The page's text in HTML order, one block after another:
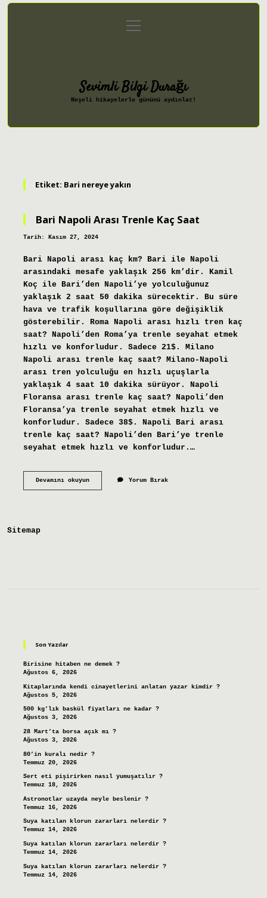
Gizlilik Politikası
menüyü
aç
Sevimli Bilgi Durağı
Neşeli hikayelerle gününü aydınlat!
Etiket: Bari nereye yakın
Bari Napoli Arası Trenle Kaç Saat
Tarih: Kasım 27, 2024
Bari Napoli arası kaç km? Bari ile Napoli
arasındaki mesafe yaklaşık 256 km’dir. Kamil
Koç ile Bari’den Napoli’ye yolculuğunuz
yaklaşık 2 saat 50 dakika sürecektir. Bu süre
hava ve trafik koşullarına göre değişiklik
gösterebilir. Roma Napoli arası hızlı tren kaç
saat? Napoli’den Roma’ya trenle seyahat etmek
hızlı ve konforludur. Sadece 21$. Milano
Napoli arası trenle kaç saat? Milano-Napoli
arası tren yolculuğu en hızlı uçuşlarla
yaklaşık 4 saat 10 dakika sürüyor. Napoli
Floransa arası trenle kaç saat? Napoli’den
Floransa’ya trenle seyahat etmek hızlı ve
konforludur. Sadece 38$. Napoli Bari arası
trenle kaç saat? Napoli’den Bari’ye trenle
seyahat etmek hızlı ve konforludur.…
Devamını okuyunBari
Yorum Bırak
Sitemap
Son Yazılar
Birisine hitaben ne demek ?
Ağustos 6, 2026
Kitaplarında kendi cinayetlerini anlatan yazar kimdir ?
Ağustos 5, 2026
500 kg’lık baskül fiyatları ne kadar ?
Ağustos 3, 2026
28 Mart’ta borsa açık mı ?
Ağustos 3, 2026
80’in kuralı nedir ?
Temmuz 20, 2026
Sert eti pişirirken nasıl yumuşatılır ?
Temmuz 18, 2026
Astronotlar uzayda neyle beslenir ?
Temmuz 16, 2026
Suya katılan klorun zararları nelerdir ?
Temmuz 14, 2026
Suya katılan klorun zararları nelerdir ?
Temmuz 14, 2026
Suya katılan klorun zararları nelerdir ?
Temmuz 14, 2026